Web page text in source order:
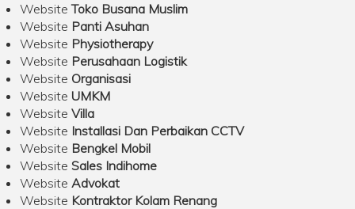
WebsiteToko Busana Muslim
Website Panti Asuhan
Website Physiotherapy
Website Perusahaan Logistik
Website Organisasi
Website UMKM
Website Villa
Website Installasi Dan Perbaikan CCTV
Website Bengkel Mobil
Website Sales Indihome
Website Advokat
Website Kontraktor Kolam Renang